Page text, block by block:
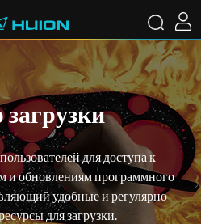
для доступа к
и обновлениям программного
удобные и регулярно
для загрузки.